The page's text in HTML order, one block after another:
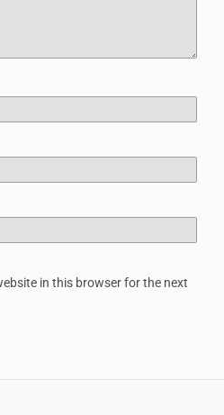
in this browser for the next